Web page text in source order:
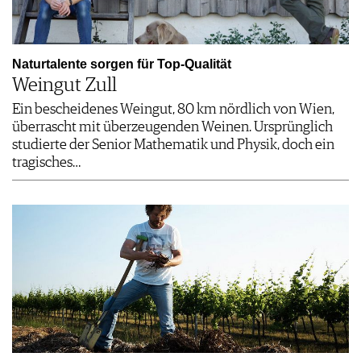
Naturtalente ­sorgen für Top-Qualität
Weingut Zull
Ein bescheidenes Weingut, 80 km nördlich von Wien,
überrascht mit überzeugenden Weinen. Ursprünglich
studierte der Senior Mathematik und Physik, doch ein
tragisches…